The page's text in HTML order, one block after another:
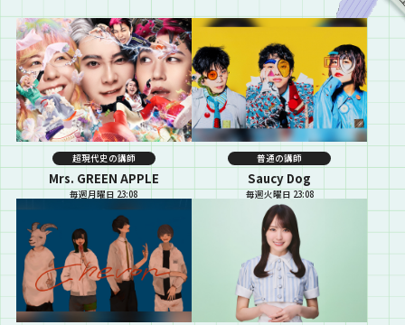
超現代史の講師
Mrs. GREEN APPLE
毎週月曜日 23:08
普通の講師
Saucy Dog
毎週火曜日 23:08